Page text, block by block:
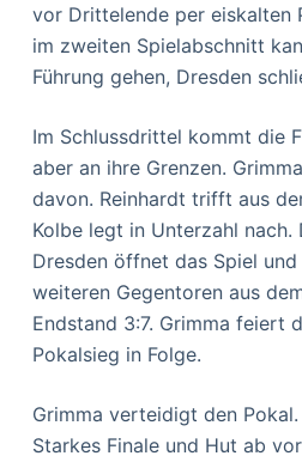
vor Drittelende per eiskalten
im zweiten Spielabschnitt
Führung gehen, Dresden
Im Schlussdrittel kommt die
aber an ihre Grenzen.
davon. Reinhardt trifft aus
Kolbe legt in Unterzahl nach.
Dresden öffnet das Spiel
weiteren Gegentoren aus
Endstand 3:7. Grimma feiert
Pokalsieg in Folge.
Grimma verteidigt den
Starkes Finale und Hut ab